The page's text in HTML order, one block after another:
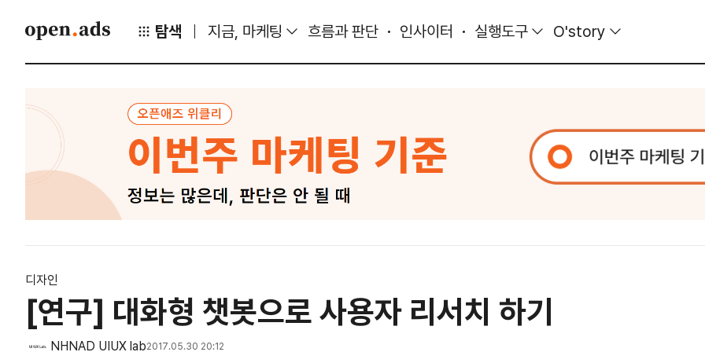
탐색 지금, 마케팅 흐름과 판단 인사이터 실행도구 O'story
디자인
[연구] 대화형 챗봇으로 사용자 리서치 하기
NHNAD UIUX lab2017.05.30 20:12